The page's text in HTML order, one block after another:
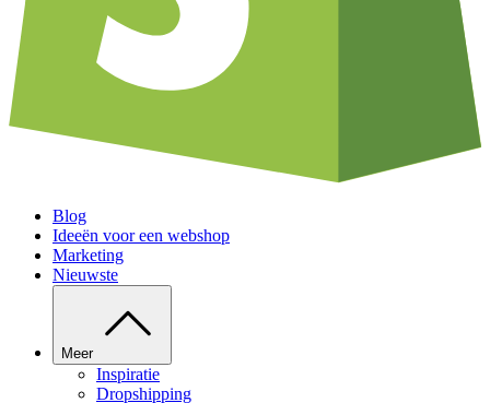
Blog
Ideeën voor een webshop
Marketing
Nieuwste
Meer
Inspiratie
Dropshipping